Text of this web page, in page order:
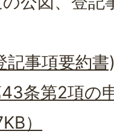
記事項要約
条第2項の
）